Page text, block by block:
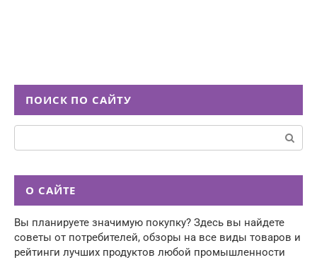
ПОИСК ПО САЙТУ
Поиск:
О САЙТЕ
Вы планируете значимую покупку? Здесь вы найдете
советы от потребителей, обзоры на все виды товаров и
рейтинги лучших продуктов любой промышленности